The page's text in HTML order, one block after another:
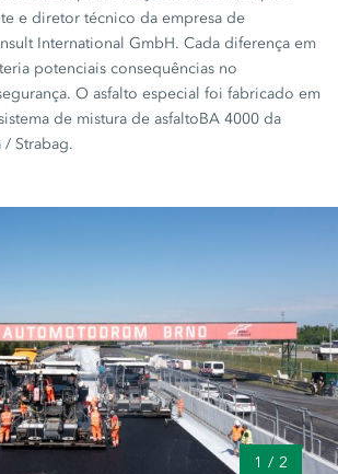
e diretor técnico da empresa de
International GmbH. Cada diferença em
potenciais consequências no
O asfalto especial foi fabricado em
de mistura de asfaltoBA 4000 da
/ Strabag.
1 / 2